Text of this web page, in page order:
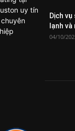
Dịch
lạnh và
04/10/